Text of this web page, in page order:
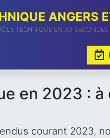
ANGERS
TECHNIQUE EN 30
en 2023 :
courant 2023,